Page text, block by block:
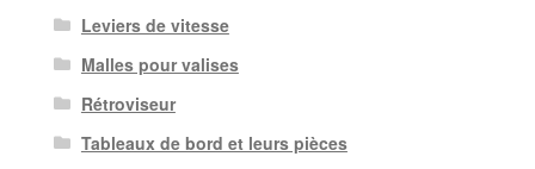
Leviers de vitesse
Malles pour valises
Rétroviseur
Tableaux de bord et leurs pièces